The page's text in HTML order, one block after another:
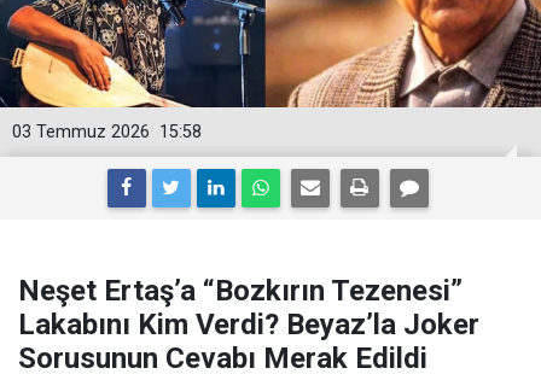
15:58
03 Temmuz 2026
Neşet Ertaş’a “Bozkırın Tezenesi”
Lakabını Kim Verdi? Beyaz’la Joker
Sorusunun Cevabı Merak Edildi